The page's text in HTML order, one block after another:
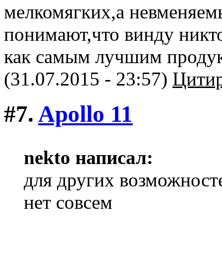
мелкомягких,а
понимают,что винду
как самым лучшим
(31.07.2015 - 23:57)
#7. Apollo 11
nekto написал:
для других
нет совсем